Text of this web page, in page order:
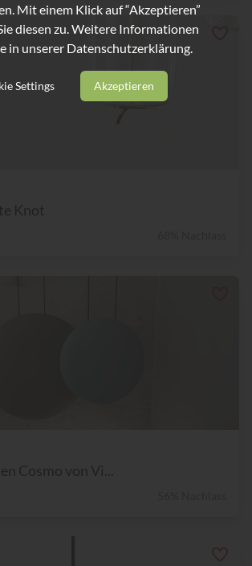
Mit einem Klick auf “Akzeptieren”
diesen zu. Weitere Informationen
in unserer Datenschutzerklärung.
Settings Akzeptieren